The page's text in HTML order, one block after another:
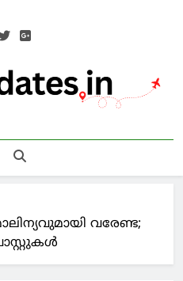
വരേണ്ട;